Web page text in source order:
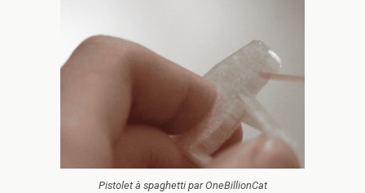
Pistolet à spaghetti par OneBillionCat